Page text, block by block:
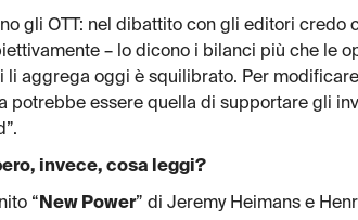
gli OTT: nel dibattito con gli editori credo
– lo dicono i bilanci più che le
li aggrega oggi è squilibrato. Per
potrebbe essere quella di supportare gli
invece, cosa leggi?
“New Power” di Jeremy Heimans e